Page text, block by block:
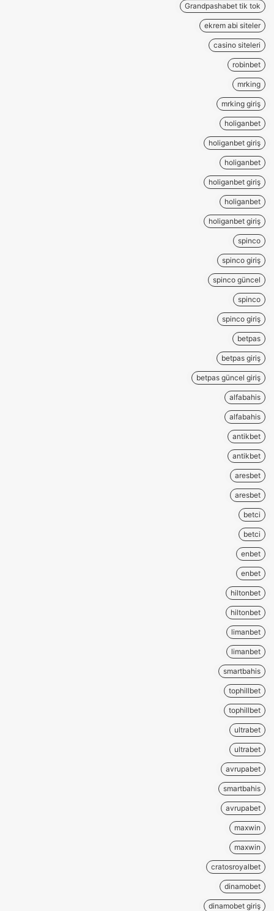
Grandpashabet tik tok
ekrem abi siteler
casino siteleri
robinbet
mrking
mrking giriş
holiganbet
holiganbet giriş
holiganbet
holiganbet giriş
holiganbet
holiganbet giriş
spinco
spinco giriş
spinco güncel
spinco
spinco giriş
betpas
betpas giriş
betpas güncel giriş
alfabahis
alfabahis
antikbet
antikbet
aresbet
aresbet
betci
betci
enbet
enbet
hiltonbet
hiltonbet
limanbet
limanbet
smartbahis
tophillbet
tophillbet
ultrabet
ultrabet
avrupabet
smartbahis
avrupabet
maxwin
maxwin
cratosroyalbet
dinamobet
dinamobet giriş